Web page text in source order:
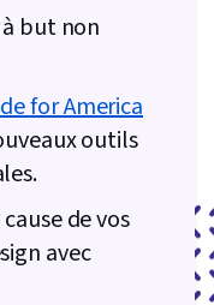
but non
for America
outils
de vos
avec